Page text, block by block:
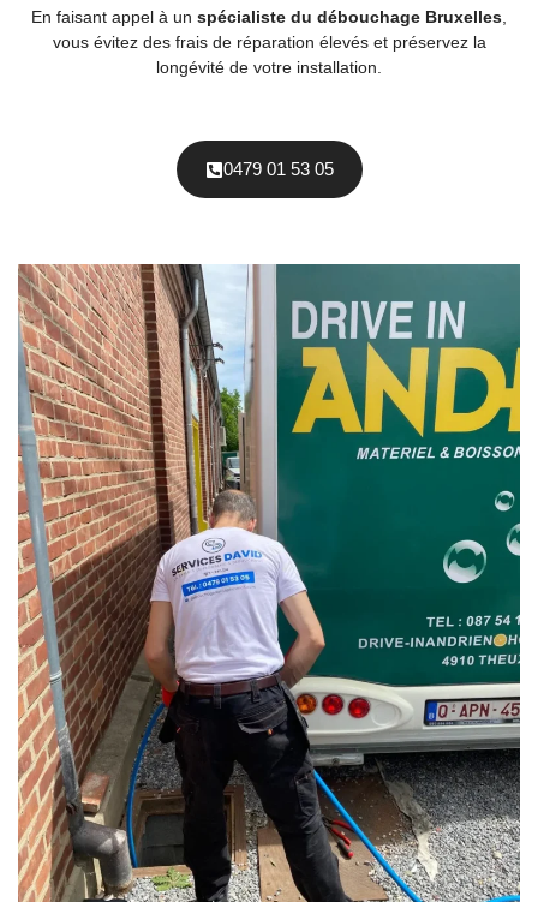
En faisant appel à un spécialiste du débouchage Bruxelles,
vous évitez des frais de réparation élevés et préservez la
longévité de votre installation.
0479 01 53 05